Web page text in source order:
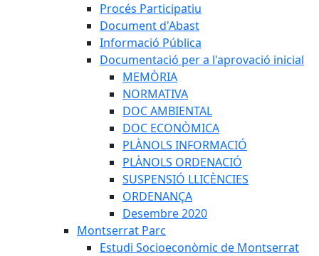
Procés Participatiu
Document d'Abast
Informació Pública
Documentació per a l'aprovació inicial
MEMÒRIA
NORMATIVA
DOC AMBIENTAL
DOC ECONÒMICA
PLÀNOLS INFORMACIÓ
PLÀNOLS ORDENACIÓ
SUSPENSIÓ LLICÈNCIES
ORDENANÇA
Desembre 2020
Montserrat Parc
Estudi Socioeconòmic de Montserrat